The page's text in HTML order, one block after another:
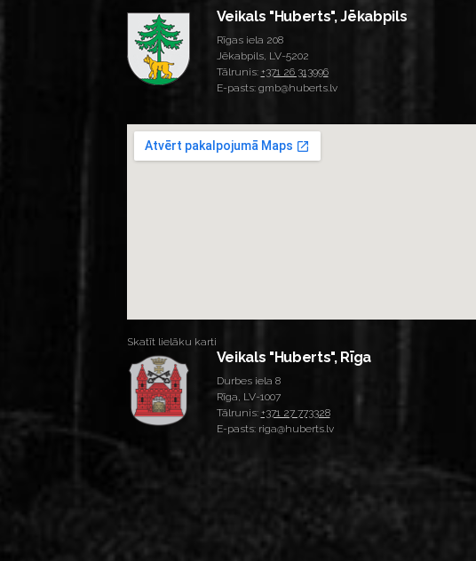
Veikals "Huberts", Jēkabpils
Rīgas iela 208
Jēkabpils, LV-5202
Tālrunis: +371 26 313996
E-pasts: gmb@huberts.lv
Skatīt lielāku karti
Veikals "Huberts", Rīga
Durbes iela 8
Rīga, LV-1007
Tālrunis: +371 27 773328
E-pasts: riga@huberts.lv